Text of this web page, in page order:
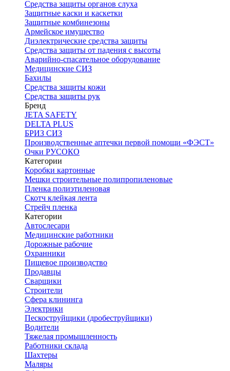
Средства защиты органов слуха
Защитные каски и каскетки
Защитные комбинезоны
Армейское имущество
Диэлектрические средства защиты
Средства защиты от падения с высоты
Аварийно-спасательное оборудование
Медицинские СИЗ
Бахилы
Средства защиты кожи
Средства защиты рук
Бренд
JETA SAFETY
DELTA PLUS
БРИЗ СИЗ
Производственные аптечки первой помощи «ФЭСТ»
Очки РУСОКО
Категории
Коробки картонные
Мешки строительные полипропиленовые
Пленка полиэтиленовая
Скотч клейкая лента
Стрейч пленка
Категории
Автослесари
Медицинские работники
Дорожные рабочие
Охранники
Пищевое производство
Продавцы
Сварщики
Строители
Сфера клининга
Электрики
Пескоструйщики (дробеструйщики)
Водители
Тяжелая промышленность
Работники склада
Шахтеры
Маляры